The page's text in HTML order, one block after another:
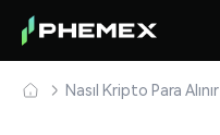
Nasıl Kripto Para Alınır